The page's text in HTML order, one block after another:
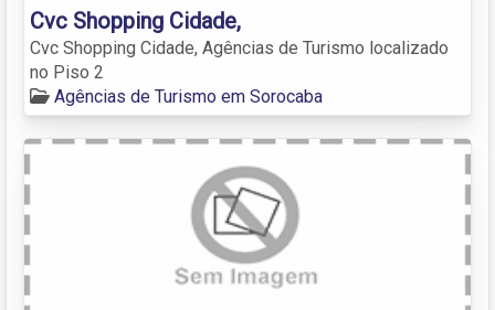
Cvc Shopping Cidade,
Cvc Shopping Cidade, Agências de Turismo localizado
no Piso 2
Agências de Turismo em Sorocaba